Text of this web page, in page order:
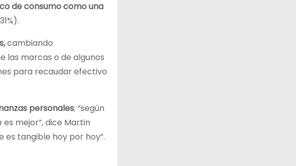
de consumo como una
cambiando
las marcas o de algunos
para recaudar efectivo
personales; “según
mejor”, dice Martin
tangible hoy por hoy”.